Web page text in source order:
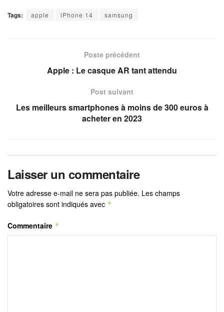
Tags: apple iPhone 14 samsung
Poste précédent
Apple : Le casque AR tant attendu
Post suivant
Les meilleurs smartphones à moins de 300 euros à
acheter en 2023
Laisser un commentaire
Votre adresse e-mail ne sera pas publiée. Les champs
obligatoires sont indiqués avec *
Commentaire *